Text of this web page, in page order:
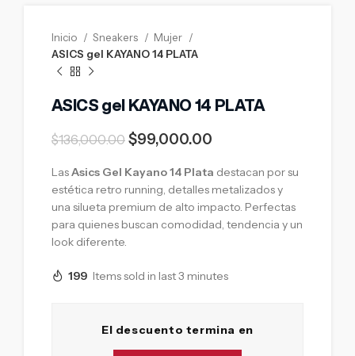
Inicio Sneakers
Mujer
ASICS gel KAYANO 14 PLATA
ASICS gel KAYANO 14 PLATA
$136,000.00 $99,000.00
LasAsics Gel Kayano 14 Plata destacan por su
estética retro running, detalles metalizados y
una silueta premium de alto impacto. Perfectas
para quienes buscan comodidad, tendencia y un
look diferente.
199 Items sold in last 3 minutes
El descuento termina en